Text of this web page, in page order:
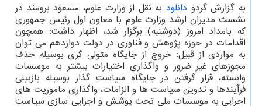
به گزارش گردو دانلود به نقل از وزارت علوم، مسعود برومند در
نشست مدیران ارشد وزارت علوم با معاون اول رئیس جمهوری
که بامداد امروز (دوشنبه) برگزار شد، اظهار داشت: همچون
اقدامات در حوزه پژوهش و فناوری در دولت دوازدهم می توان
به مواردی از قبیل: خروج از جایگاه متولی گری بوسیله حذف
مجوزهای غیر ضرور و واگذاری اختیارات بیشتر به موسسات
وابسته، قرار گرفتن در جایگاه سیاست گذار بوسیله بازبینی
فرآیندها و تدوین سیاست ها و الزامات، واگذاری ماموریت های
اجرایی به موسسات ملی تحت پوشش و اجرایی سازی سیاست